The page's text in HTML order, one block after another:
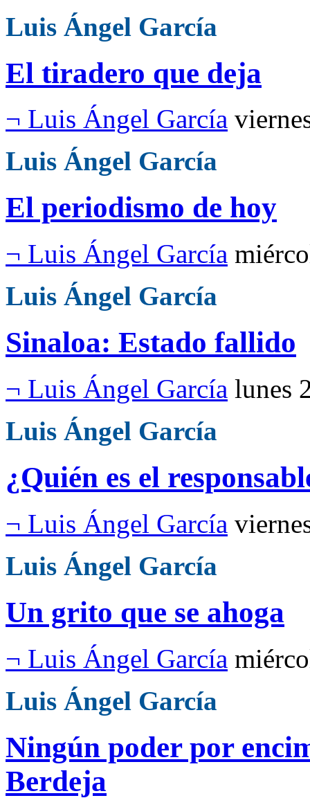
Luis Ángel García
El tiradero que deja
¬ Luis Ángel García
Luis Ángel García
El periodismo de hoy
¬ Luis Ángel García
Luis Ángel García
Sinaloa: Estado fallido
¬ Luis Ángel García lunes
Luis Ángel García
¿Quién es el
¬ Luis Ángel García
Luis Ángel García
Un grito que se ahoga
¬ Luis Ángel García
Luis Ángel García
Ningún poder por
Berdeja